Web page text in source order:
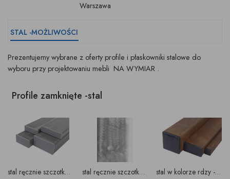
Warszawa
STAL -MOŻLIWOŚCI
Prezentujemy wybrane z oferty profile i płaskowniki stalowe do
wyboru przy projektowaniu mebli NA WYMIAR .
Profile zamknięte -stal
stal ręcznie szczotkowana - za dopłatą stal ręcznie szczotkowana. Uwaga ! powierzchnia szczotkowana wykonywana jest ręcznie stąd nie jednolity wygląd po szczotkowaniu stal w kolorze rdzy - za dopłatą